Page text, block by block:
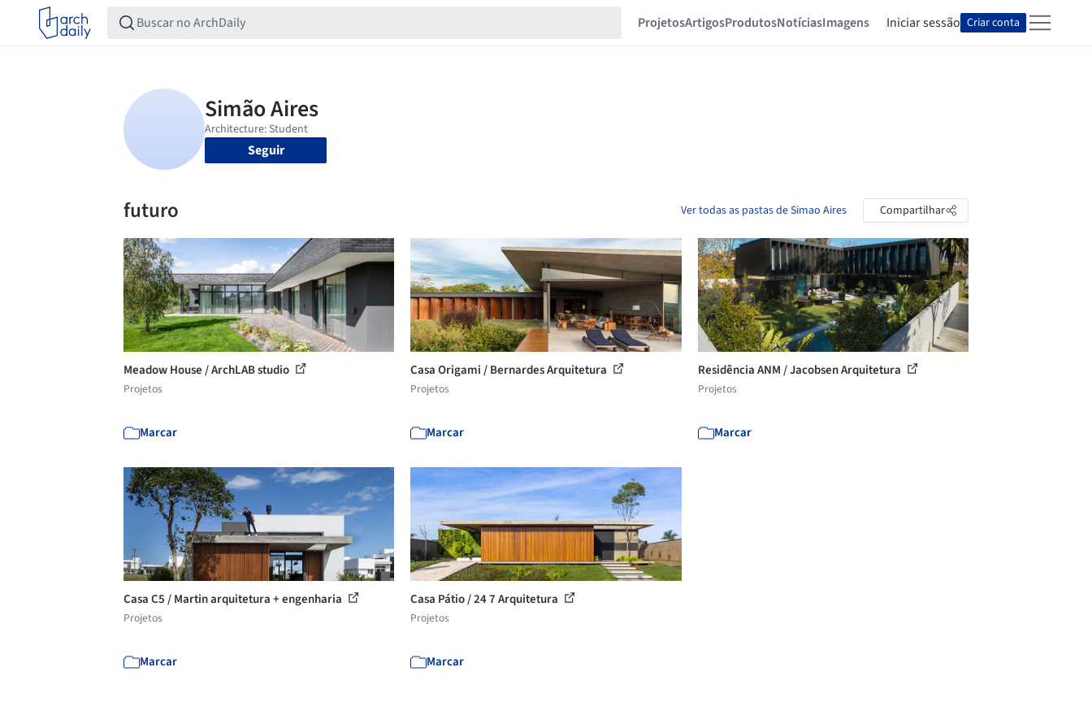
ProjetosArtigosProdutosNotíciasImagens Iniciar sessão Criar conta
Seguir
futuro Ver todas as pastas de Simao Aires Compartilhar
Meadow House / ArchLAB studio
Projetos
Marcar
Casa Origami / Bernardes Arquitetura
Projetos
Marcar
Residência ANM / Jacobsen Arquitetura
Projetos
Marcar
Casa C5 / Martin arquitetura + engenharia
Projetos
Marcar
Casa Pátio / 24 7 Arquitetura
Projetos
Marcar